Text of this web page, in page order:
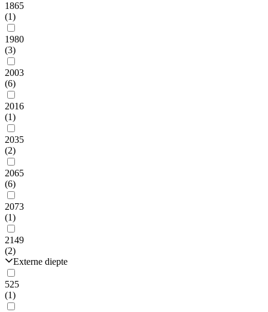
1865
(1)
1980
(3)
2003
(6)
2016
(1)
2035
(2)
2065
(6)
2073
(1)
2149
(2)
Externe diepte
525
(1)